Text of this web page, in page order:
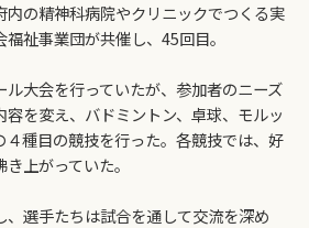
の精神科病院やクリニックでつくる実
祉事業団が共催し、45回目。
大会を行っていたが、参加者のニーズ
容を変え、バドミントン、卓球、モルッ
４種目の競技を行った。各競技では、好
上がっていた。
選手たちは試合を通して交流を深め